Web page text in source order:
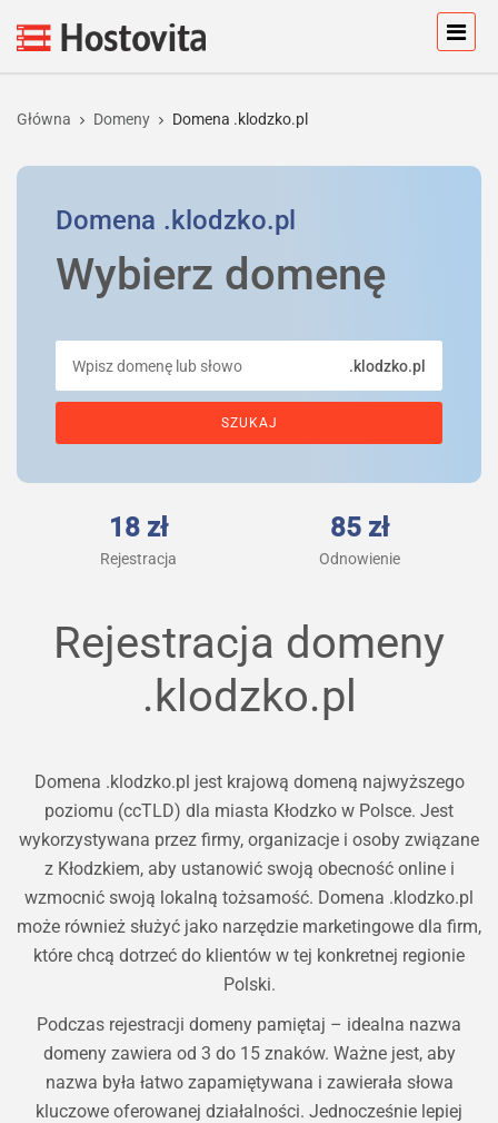
Główna Domeny Domena .klodzko.pl
Domena .klodzko.pl
Wybierz domenę
.klodzko.pl
18 zł
Rejestracja
85 zł
Odnowienie
Rejestracja domeny
.klodzko.pl
Domena .klodzko.pl jest krajową domeną najwyższego
poziomu (ccTLD) dla miasta Kłodzko w Polsce. Jest
wykorzystywana przez firmy, organizacje i osoby związane
z Kłodzkiem, aby ustanowić swoją obecność online i
wzmocnić swoją lokalną tożsamość. Domena .klodzko.pl
może również służyć jako narzędzie marketingowe dla firm,
które chcą dotrzeć do klientów w tej konkretnej regionie
Polski.
Podczas rejestracji domeny pamiętaj – idealna nazwa
domeny zawiera od 3 do 15 znaków. Ważne jest, aby
nazwa była łatwo zapamiętywana i zawierała słowa
kluczowe oferowanej działalności. Jednocześnie lepiej